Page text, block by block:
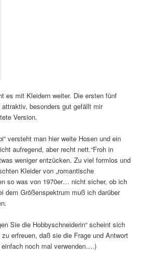
es mit Kleidern weiter. Die ersten fünf
besonders gut gefällt mir
Version.
versteht man hier weite Hosen und ein
aufregend, aber recht nett.“Froh in
weniger entzücken. Zu viel formlos und
Kleider von „romantische
so was von 1970er… nicht sicher, ob ich
dem Größenspektrum muß ich darüber
Sie die Hobbyschneiderin“ scheint sich
erfreuen, daß sie die Frage und Antwort
noch mal verwenden….)